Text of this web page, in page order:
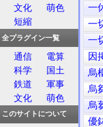
一
一
一
因
烏
烏
烏
優
文化
萌色
短縮
全プラグイン一覧
通信
電算
科学
国土
鉄道
軍事
文化
萌色
このサイトについて